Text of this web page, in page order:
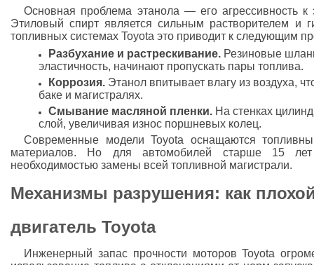
Основная проблема этанола — его агрессивность
Этиловый спирт является сильным растворителем и
топливных системах Toyota это приводит к следующим
Разбухание и растрескивание. Резиновые
эластичность, начинают пропускать пары топлива.
Коррозия. Этанол впитывает влагу из воздуха,
баке и магистралях.
Смывание масляной пленки. На стенках
слой, увеличивая износ поршневых колец.
Современные модели Toyota оснащаются
материалов. Но для автомобилей старше 15
необходимостью замены всей топливной магистрали.
Механизмы разрушения: как
двигатель Toyota
Инженерный запас прочности моторов Toyota